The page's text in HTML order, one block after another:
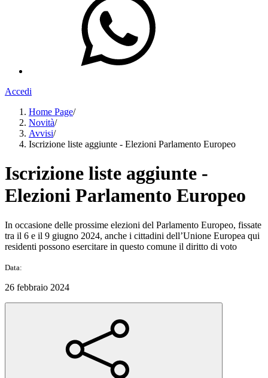
Accedi
Home Page/
Novità/
Avvisi/
Iscrizione liste aggiunte - Elezioni Parlamento Europeo
Iscrizione liste aggiunte -
Elezioni Parlamento Europeo
In occasione delle prossime elezioni del Parlamento Europeo, fissate
tra il 6 e il 9 giugno 2024, anche i cittadini dell’Unione Europea qui
residenti possono esercitare in questo comune il diritto di voto
Data:
26 febbraio 2024